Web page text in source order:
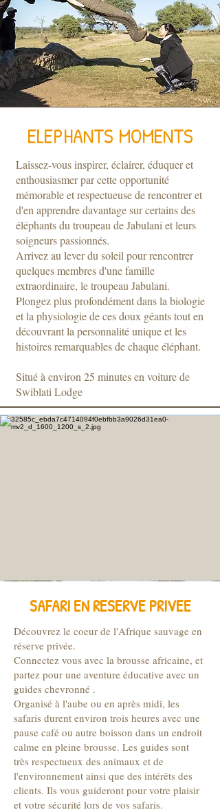
ELEPHANTS MOMENTS
Laissez-vous inspirer, éclairer, éduquer et
enthousiasmer par cette opportunité
mémorable et respectueuse de rencontrer et
d'en apprendre davantage sur certains des
éléphants du troupeau de Jabulani et leurs
soigneurs passionnés.
Arrivez au lever du soleil pour rencontrer
quelques membres d'une famille
extraordinaire, le troupeau Jabulani.
Plongez plus profondément dans la biologie
et la physiologie de ces doux géants tout en
découvrant la personnalité unique et les
histoires remarquables de chaque éléphant.
Situé à environ 25 minutes en voiture de
Swiblati Lodge
SAFARI EN RESERVE PRIVEE
Découvrez le coeur de l'Afrique sauvage en
réserve privée.
Connectez vous avec la brousse africaine, et
partez pour une aventure éducative avec un
guides chevronné .
Organisé à l'aube ou en après midi, les
safaris durent environ trois heures avec une
pause café ou autre boisson dans un endroit
calme en pleine brousse. Les guides sont
très respectueux des animaux et de
l'environnement ainsi que des intérêts des
clients. Ils vous guideront pour votre plaisir
et votre sécurité lors de vos safaris.